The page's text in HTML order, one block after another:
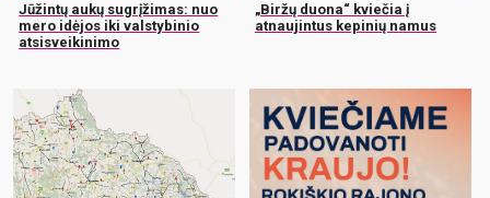
Jūžintų aukų sugrįžimas: nuo
mero idėjos iki valstybinio
atsisveikinimo
„Biržų duona“ kviečia į
atnaujintus kepinių namus